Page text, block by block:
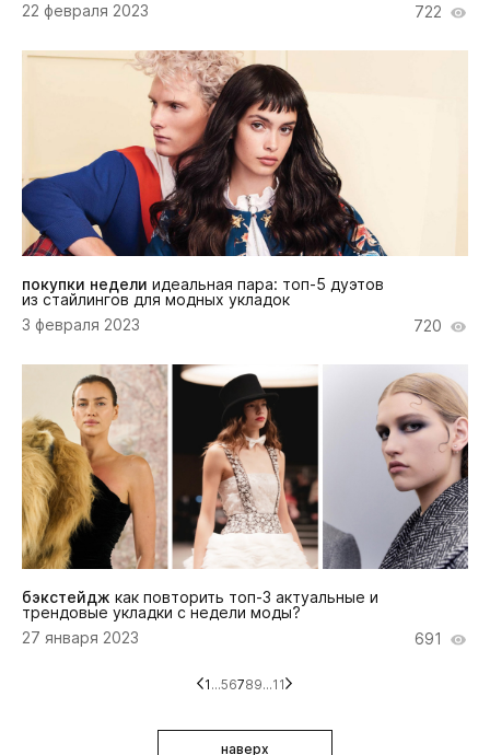
22 февраля 2023
722
покупки недели идеальная пара: топ-5 дуэтов
из стайлингов для модных укладок
3 февраля 2023
720
бэкстейдж как повторить топ-3 актуальные и
трендовые укладки с недели моды?
27 января 2023
691
1 ...56789...11
наверх